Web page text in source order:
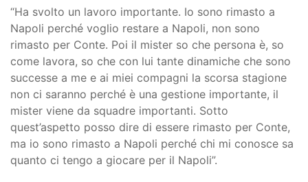
“Ha svolto un lavoro importante. Io sono rimasto a
Napoli perché voglio restare a Napoli, non sono
rimasto per Conte. Poi il mister so che persona è, so
come lavora, so che con lui tante dinamiche che sono
successe a me e ai miei compagni la scorsa stagione
non ci saranno perché è una gestione importante, il
mister viene da squadre importanti. Sotto
quest’aspetto posso dire di essere rimasto per Conte,
ma io sono rimasto a Napoli perché chi mi conosce sa
quanto ci tengo a giocare per il Napoli”.